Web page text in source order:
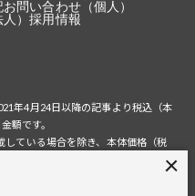
お問い合わせ（個人）
人）採用情報
年4月24日以降の記事より税込（本
額です。
ている場合を除き、本体価格（税
の税率に準じます。